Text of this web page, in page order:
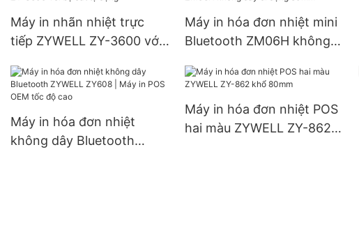
USB+RS232+LAN+BT
Máy in nhãn nhiệt trực
tiếp ZYWELL ZY-3600 với
Máy in hóa đơn nhiệt mini
Bluetooth ZM06H không
Máy in hóa đơn nhiệt
không dây Bluetooth
Máy in hóa đơn nhiệt POS
hai màu ZYWELL ZY-862